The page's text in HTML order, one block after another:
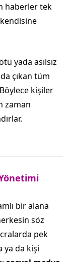
haberler tek
yada asılsız
çıkan tüm
kişiler
zaman
bir alana
söz
pek
ya da kişi